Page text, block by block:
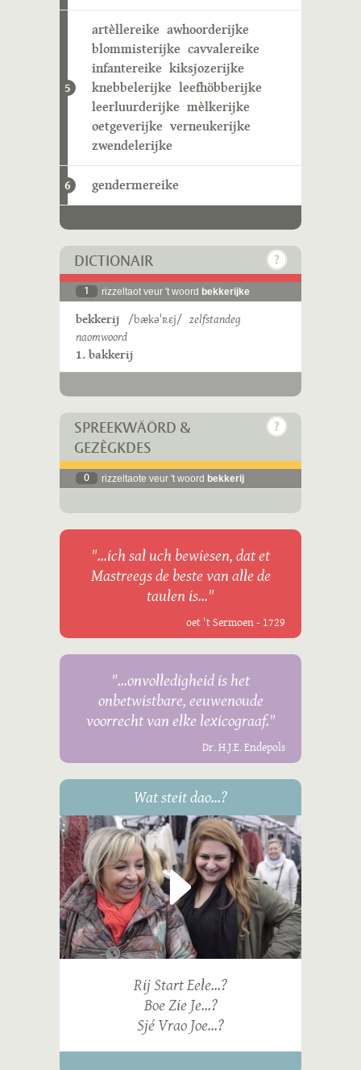
5
artèllereike awhoorderijke
blommisterijke cavvalereike
infantereike kiksjozerijke
knebbelerijke leefhöbberijke
leerluurderijke mèlkerijke
oetgeverijke verneukerijke
zwendelerijke
6 gendermereike
DICTIONAIR
1 rizzeltaot veur 't woord bekkerijke
bekkerij /bækəˈʀɛj/ zelfstandeg
naomwoord
1. bakkerij
SPREEKWÄÖRD &
GEZÈGKDES
0 rizzeltaote veur 't woord bekkerij
"...ich sal uch bewiesen, dat et
Mastreegs de beste van alle de
taulen is..."
oet 't Sermoen - 1729
"...onvolledigheid is het
onbetwistbare, eeuwenoude
voorrecht van elke lexicograaf."
Dr. H.J.E. Endepols
Wat steit dao...?
Rij Start Eele...?
Boe Zie Je...?
Sjé Vrao Joe...?